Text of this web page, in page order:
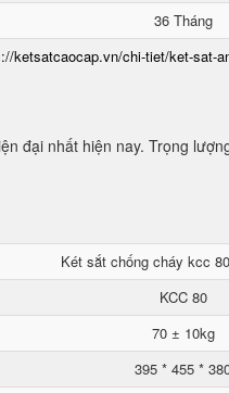
36 Tháng
ketsatcaocap.vn/chi-tiet/ket-sat-
đại nhất hiện nay. Trọng
Két sắt chống cháy kcc
KCC 80
70 ± 10kg
395 * 455 *